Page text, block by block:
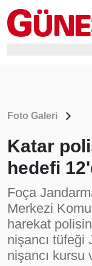
Foto Galeri
Katar
hedefi
Foça
Merkezi
harekat
nişancı tüfeği
nişancı kursu